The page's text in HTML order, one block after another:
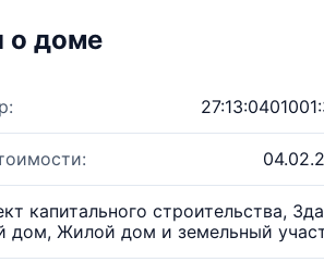
о доме
капитального строительства,
дом, Жилой дом и земельный